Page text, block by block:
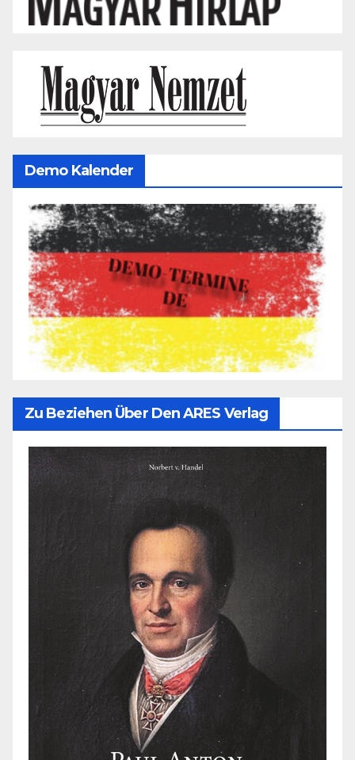
Demo Kalender
Zu Beziehen Über Den ARES Verlag